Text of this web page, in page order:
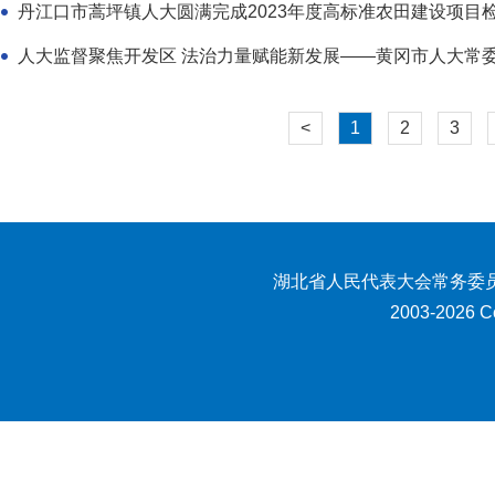
丹江口市蒿坪镇人大圆满完成2023年度高标准农田建设项目
人大监督聚焦开发区 法治力量赋能新发展——黄冈市人大常
< 1 2 3
湖北省人民代表大会常务委
2003-2026